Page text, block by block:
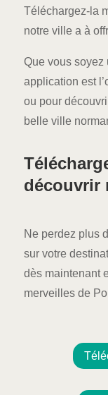
Téléchargez-la
notre ville a à
Que vous soyez
application est
ou pour
belle ville
découvrir
Ne perdez plus
sur votre
dès maintenant
merveilles de